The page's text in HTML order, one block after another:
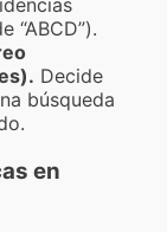
“ABCD”).
Decide
búsqueda
en